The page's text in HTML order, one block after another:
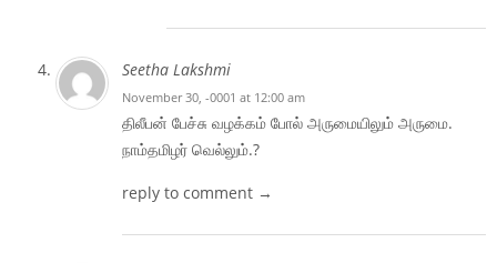
Seetha Lakshmi
November 30, -0001 at 12:00 am
திலீபன் பேச்சு வழக்கம் போல் அருமையிலும் அருமை.
நாம்தமிழர் வெல்லும்.?
reply to comment →